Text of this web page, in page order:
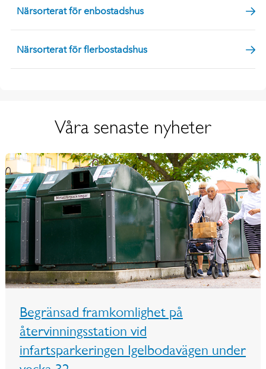
Närsorterat för enbostadshus
Närsorterat för flerbostadshus
Våra senaste nyheter
Begränsad framkomlighet på
återvinningsstation vid
infartsparkeringen Igelbodavägen under